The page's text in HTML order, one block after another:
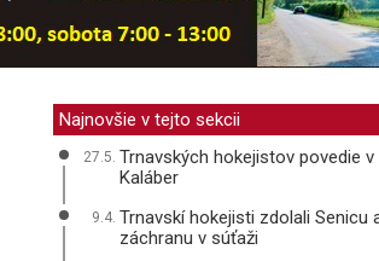
Najnovšie v tejto sekcii
27.5. Trnavských hokejistov povedie
Kaláber
9.4. Trnavskí hokejisti zdolali Senicu
záchranu v súťaži